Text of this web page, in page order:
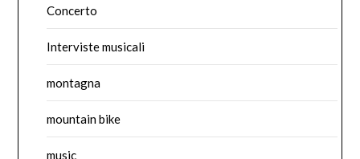
Concerto
Interviste musicali
montagna
mountain bike
music